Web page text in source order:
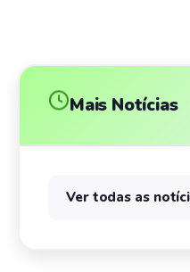
Mais Notícias
Ver todas as